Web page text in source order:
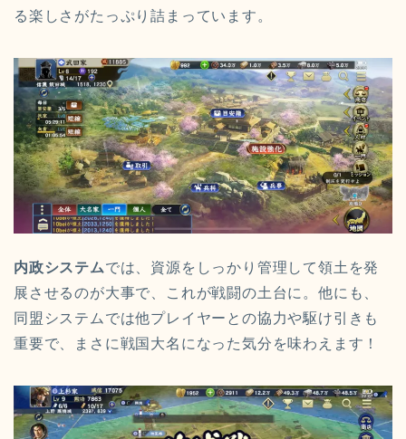
る楽しさがたっぷり詰まっています。
内政システムでは、資源をしっかり管理して領土を発
展させるのが大事で、これが戦闘の土台に。他にも、
同盟システムでは他プレイヤーとの協力や駆け引きも
重要で、まさに戦国大名になった気分を味わえます！